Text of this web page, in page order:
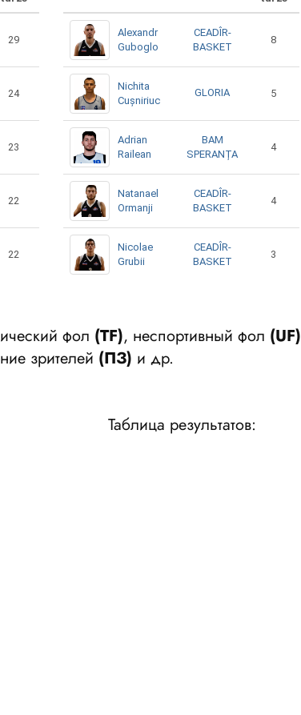
29
24
23
22
22
Alexandr
Guboglo
CEADÎR-
BASKET
8
Nichita
Cușniriuc
GLORIA 5
Adrian
Railean
BAM
SPERANȚA
4
Natanael
Ormanji
CEADÎR-
BASKET
4
Nicolae
Grubii
CEADÎR-
BASKET
3
фол (ТF), неспортивный фол (UF)
зрителей (ПЗ) и др.
Таблица результатов: